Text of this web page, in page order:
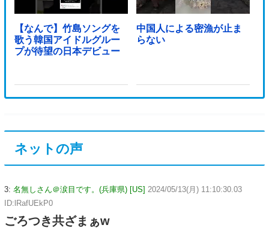
【なんで】竹島ソングを
歌う韓国アイドルグルー
プが待望の日本デビュー
中国人による密漁が止ま
らない
ネットの声
3: 名無しさん＠涙目です。(兵庫県) [US] 2024/05/13(月) 11:10:30.03
ID:lRafUEkP0
ごろつき共ざまぁw